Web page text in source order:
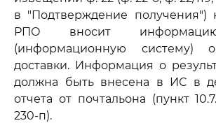
в "Подтверждение получения")
РПО вносит
(информационную систему) о
доставки. Информация о
должна быть внесена в ИС в
отчета от почтальона (пункт
230-п).